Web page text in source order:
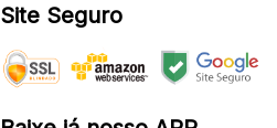
Site Seguro